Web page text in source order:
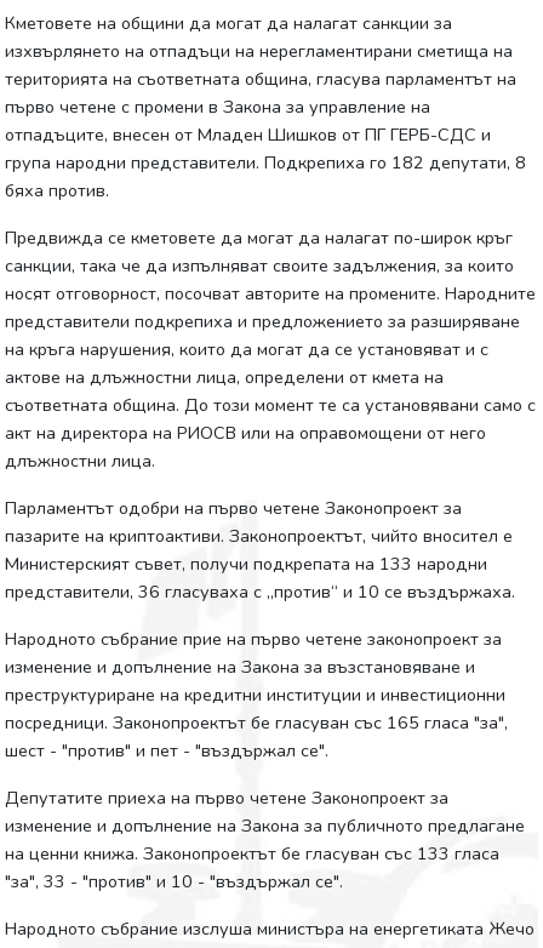
Кметовете на общини да могат да налагат санкции за
изхвърлянето на отпадъци на нерегламентирани сметища на
територията на съответната община, гласува парламентът на
първо четене с промени в Закона за управление на
отпадъците, внесен от Младен Шишков от ПГ ГЕРБ-СДС и
група народни представители. Подкрепиха го 182 депутати, 8
бяха против.
Предвижда се кметовете да могат да налагат по-широк кръг
санкции, така че да изпълняват своите задължения, за които
носят отговорност, посочват авторите на промените. Народните
представители подкрепиха и предложението за разширяване
на кръга нарушения, които да могат да се установяват и с
актове на длъжностни лица, определени от кмета на
съответната община. До този момент те са установявани само с
акт на директора на РИОСВ или на оправомощени от него
длъжностни лица.
Парламентът одобри на първо четене Законопроект за
пазарите на криптоактиви. Законопроектът, чийто вносител е
Министерският съвет, получи подкрепата на 133 народни
представители, 36 гласуваха с „против“ и 10 се въздържаха.
Народното събрание прие на първо четене законопроект за
изменение и допълнение на Закона за възстановяване и
преструктуриране на кредитни институции и инвестиционни
посредници. Законопроектът бе гласуван със 165 гласа "за",
шест - "против" и пет - "въздържал се".
Депутатите приеха на първо четене Законопроект за
изменение и допълнение на Закона за публичното предлагане
на ценни книжа. Законопроектът бе гласуван със 133 гласа
"за", 33 - "против" и 10 - "въздържал се".
Народното събрание изслуша министъра на енергетиката Жечо